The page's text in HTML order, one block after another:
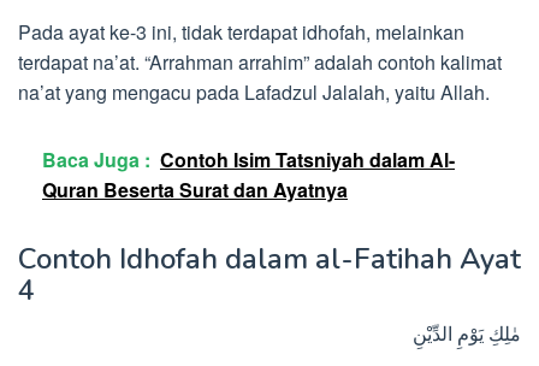
Pada ayat ke-3 ini, tidak terdapat idhofah, melainkan
terdapat na’at. “Arrahman arrahim” adalah contoh kalimat
na’at yang mengacu pada Lafadzul Jalalah, yaitu Allah.
Baca Juga : Contoh Isim Tatsniyah dalam Al-
Quran Beserta Surat dan Ayatnya
Contoh Idhofah dalam al-Fatihah Ayat
4
مٰلِكِ يَوْمِ الدِّيْنِ